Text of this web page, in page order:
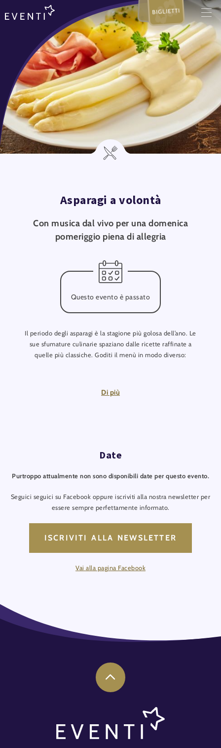
BIGLIETTI
Asparagi a volontà
Con musica dal vivo per una domenica
pomeriggio piena di allegria
Questo evento è passato
Il periodo degli asparagi è la stagione più golosa dell’ano. Le
sue sfumature culinarie spaziano dalle ricette raffinate a
quelle più classiche. Goditi il menù in modo diverso:
quanti ne vuoi!
Di più
Date
Purtroppo attualmente non sono disponibili date per questo evento.
Seguici seguici su Facebook oppure iscriviti alla nostra newsletter per
essere sempre perfettamente informato.
ISCRIVITI ALLA NEWSLETTER
Vai alla pagina Facebook